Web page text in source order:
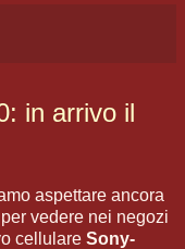
in arrivo il
aspettare ancora
vedere nei negozi
cellulare Sony-